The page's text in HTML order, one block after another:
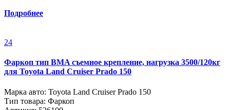
Подробнее
24
Фаркоп тип BMA съемное крепление, нагрузка 3500/120кг
для Toyota Land Cruiser Prado 150
Марка авто: Toyota Land Cruiser Prado 150
Тип товара: Фаркоп